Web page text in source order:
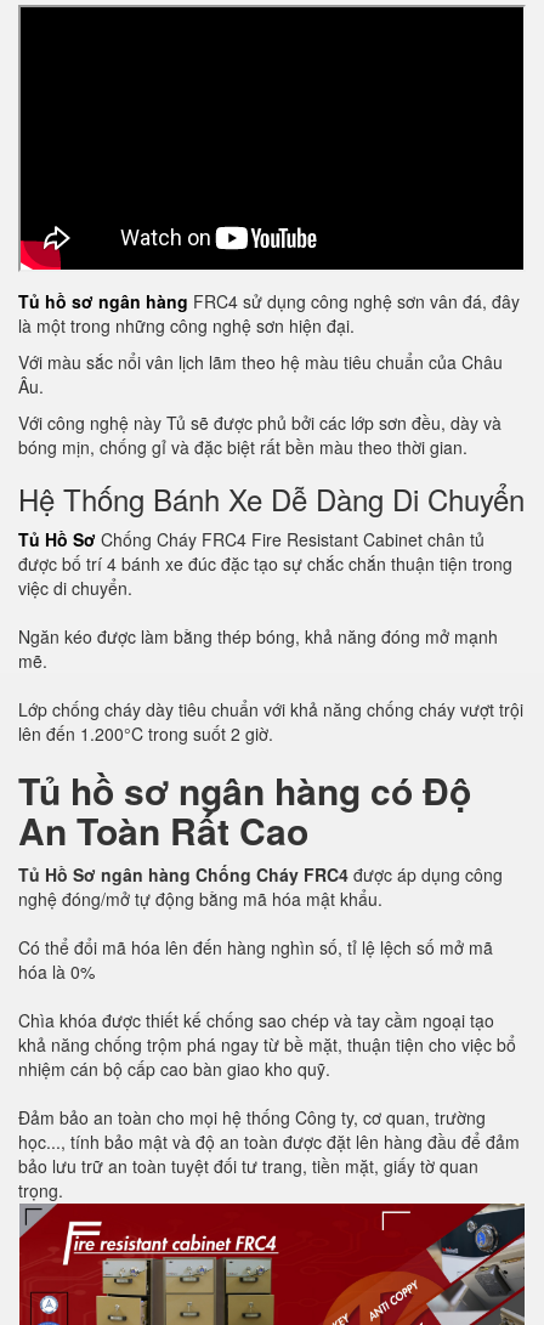
Tủ hồ sơ ngân hàng FRC4 sử dụng công nghệ sơn vân đá, đây
là một trong những công nghệ sơn hiện đại.
Với màu sắc nổi vân lịch lãm theo hệ màu tiêu chuẩn của Châu
Âu.
Với công nghệ này Tủ sẽ được phủ bởi các lớp sơn đều, dày và
bóng mịn, chống gỉ và đặc biệt rất bền màu theo thời gian.
Hệ Thống Bánh Xe Dễ Dàng Di Chuyển
Tủ Hồ Sơ Chống Cháy FRC4 Fire Resistant Cabinet chân tủ
được bố trí 4 bánh xe đúc đặc tạo sự chắc chắn thuận tiện trong
việc di chuyển.
Ngăn kéo được làm bằng thép bóng, khả năng đóng mở mạnh
mẽ.
Lớp chống cháy dày tiêu chuẩn với khả năng chống cháy vượt trội
lên đến 1.200°C trong suốt 2 giờ.
Tủ hồ sơ ngân hàng có Độ
An Toàn Rất Cao
Tủ Hồ Sơ ngân hàng Chống Cháy FRC4 được áp dụng công
nghệ đóng/mở tự động bằng mã hóa mật khẩu.
Có thể đổi mã hóa lên đến hàng nghìn số, tỉ lệ lệch số mở mã
hóa là 0%
Chìa khóa được thiết kế chống sao chép và tay cầm ngoại tạo
khả năng chống trộm phá ngay từ bề mặt, thuận tiện cho việc bổ
nhiệm cán bộ cấp cao bàn giao kho quỹ.
Đảm bảo an toàn cho mọi hệ thống Công ty, cơ quan, trường
học..., tính bảo mật và độ an toàn được đặt lên hàng đầu để đảm
bảo lưu trữ an toàn tuyệt đối tư trang, tiền mặt, giấy tờ quan
trọng.